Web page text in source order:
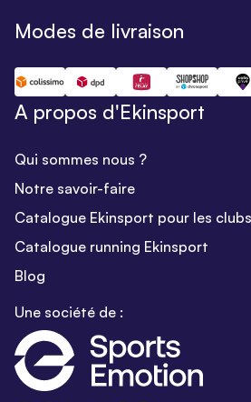
Modes de livraison
A propos d'Ekinsport
Qui sommes nous ?
Notre savoir-faire
Catalogue Ekinsport pour les
Catalogue running Ekinsport
Blog
Une société de :